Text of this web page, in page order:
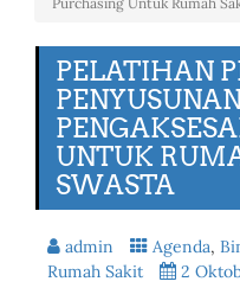
PELATIHAN
UNTUK
SWASTA
admin Agenda,
Rumah Sakit
2